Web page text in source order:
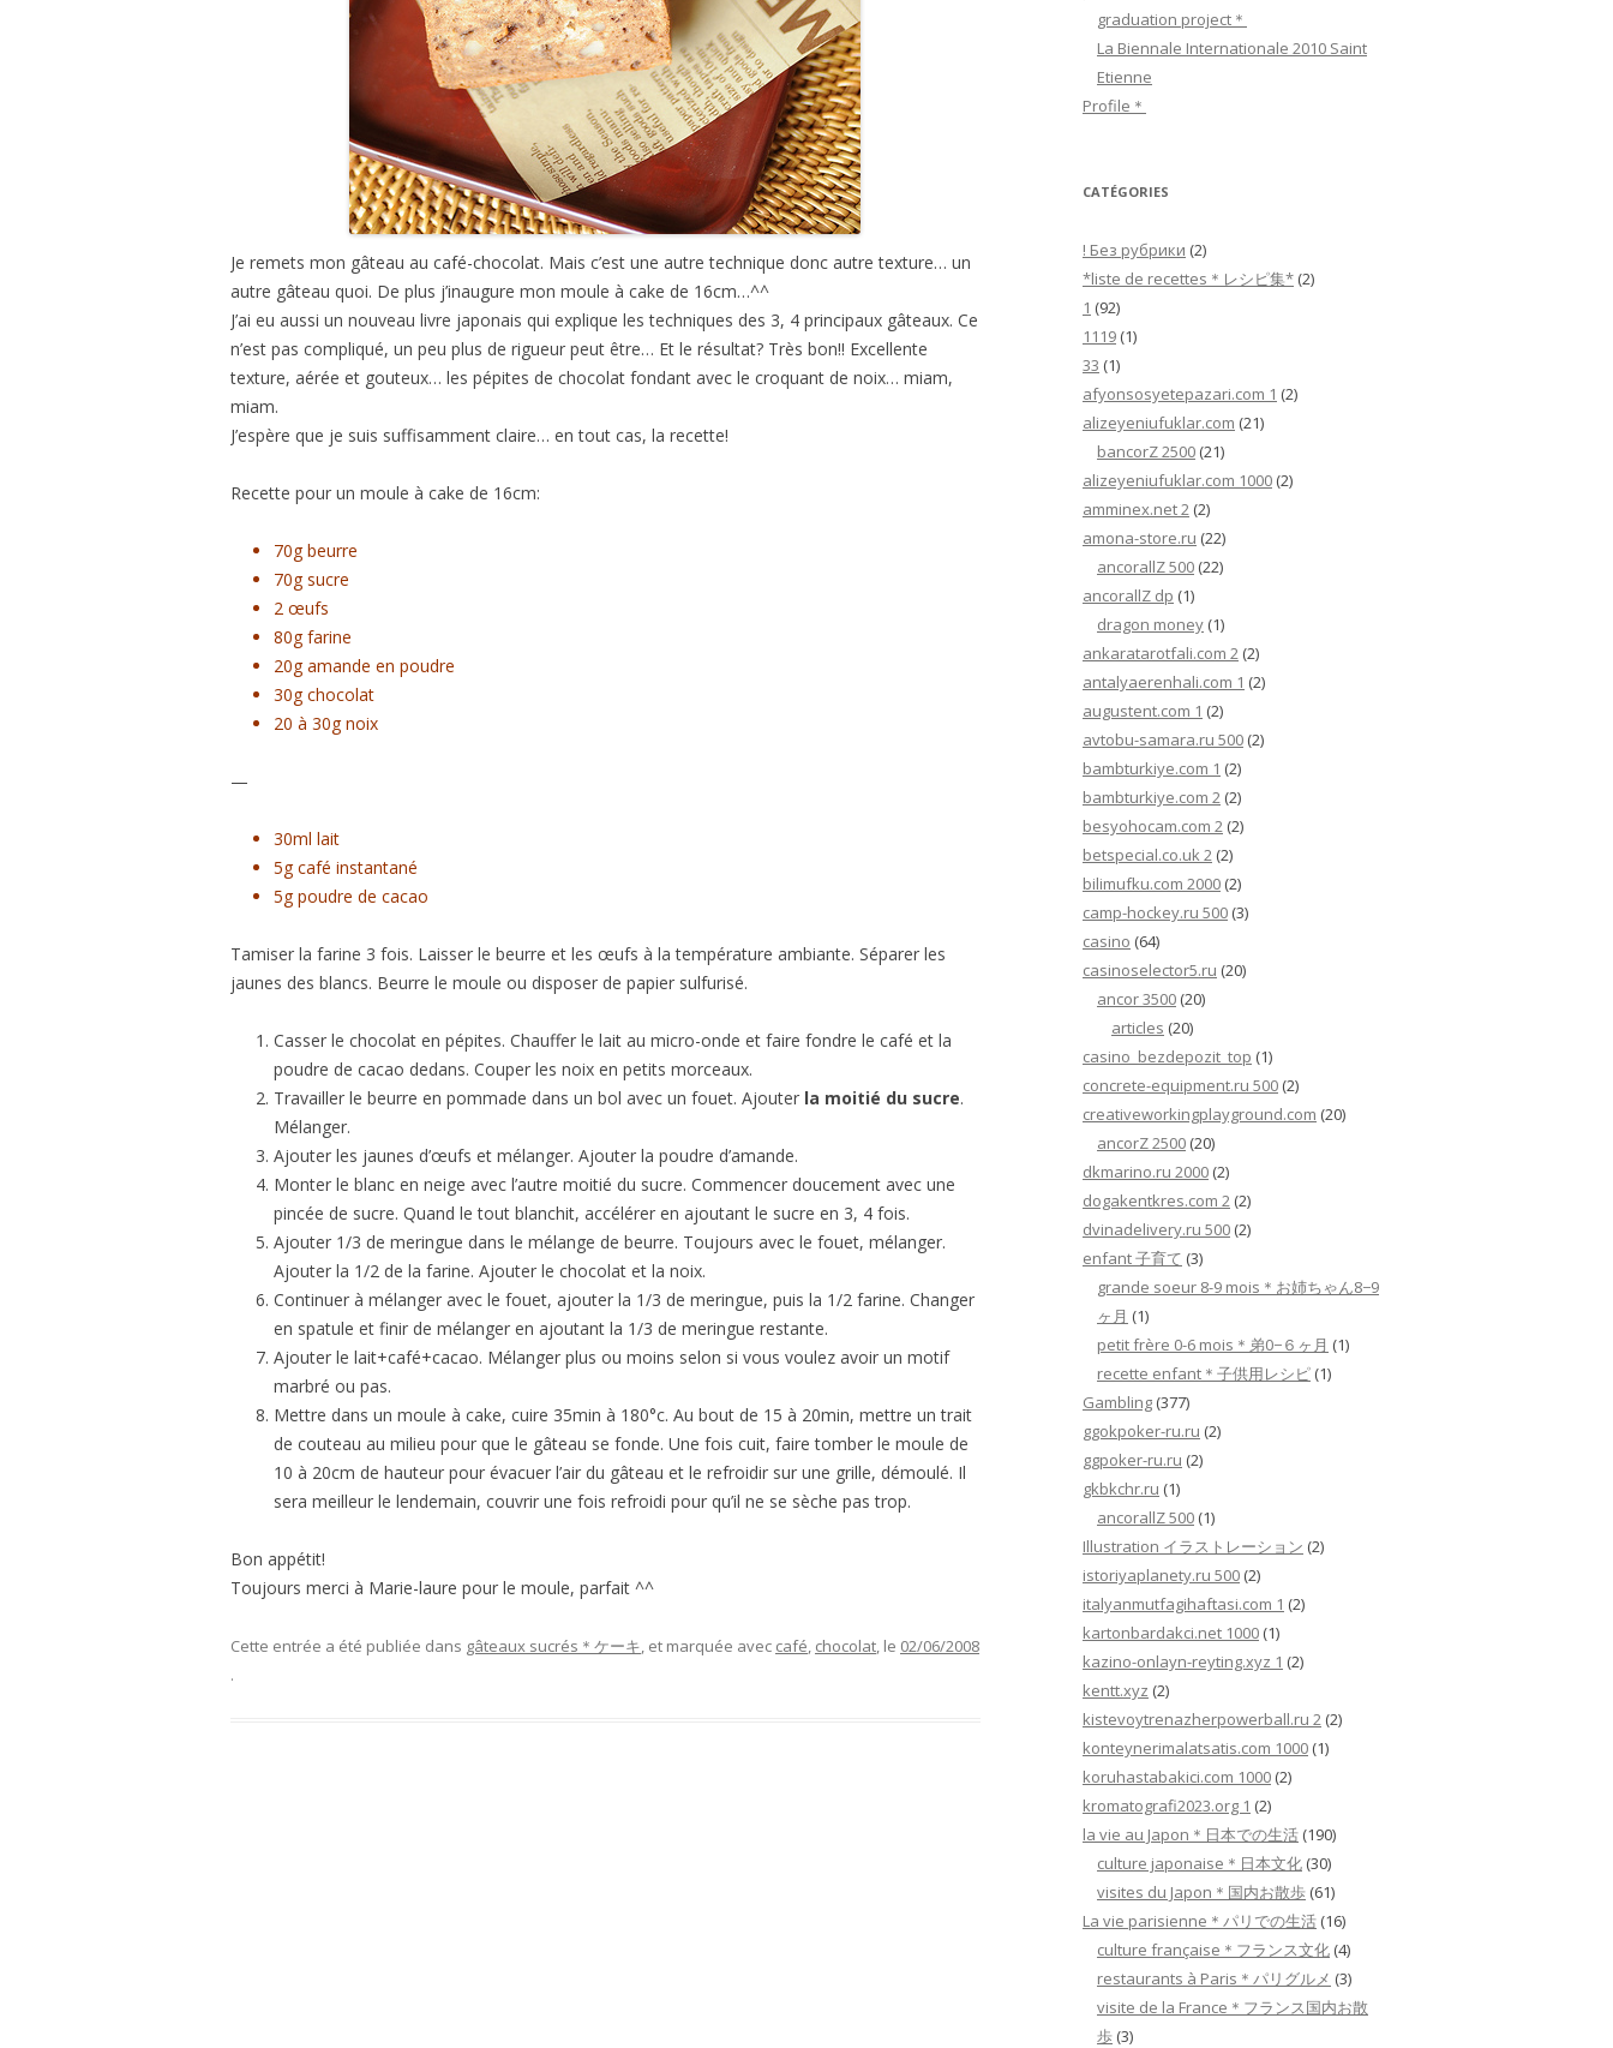
Je remets mon gâteau au café-chocolat. Mais c’est une autre technique donc autre texture… un
autre gâteau quoi. De plus j’inaugure mon moule à cake de 16cm…^^
J’ai eu aussi un nouveau livre japonais qui explique les techniques des 3, 4 principaux gâteaux. Ce
n’est pas compliqué, un peu plus de rigueur peut être… Et le résultat? Très bon!! Excellente
texture, aérée et gouteux… les pépites de chocolat fondant avec le croquant de noix… miam,
miam.
J’espère que je suis suffisamment claire… en tout cas, la recette!
Recette pour un moule à cake de 16cm:
70g beurre
70g sucre
2 œufs
80g farine
20g amande en poudre
30g chocolat
20 à 30g noix
—
30ml lait
5g café instantané
5g poudre de cacao
Tamiser la farine 3 fois. Laisser le beurre et les œufs à la température ambiante. Séparer les
jaunes des blancs. Beurre le moule ou disposer de papier sulfurisé.
Casser le chocolat en pépites. Chauffer le lait au micro-onde et faire fondre le café et la
poudre de cacao dedans. Couper les noix en petits morceaux.
Travailler le beurre en pommade dans un bol avec un fouet. Ajouter la moitié du sucre.
Mélanger.
Ajouter les jaunes d’œufs et mélanger. Ajouter la poudre d’amande.
Monter le blanc en neige avec l’autre moitié du sucre. Commencer doucement avec une
pincée de sucre. Quand le tout blanchit, accélérer en ajoutant le sucre en 3, 4 fois.
Ajouter 1/3 de meringue dans le mélange de beurre. Toujours avec le fouet, mélanger.
Ajouter la 1/2 de la farine. Ajouter le chocolat et la noix.
Continuer à mélanger avec le fouet, ajouter la 1/3 de meringue, puis la 1/2 farine. Changer
en spatule et finir de mélanger en ajoutant la 1/3 de meringue restante.
Ajouter le lait+café+cacao. Mélanger plus ou moins selon si vous voulez avoir un motif
marbré ou pas.
Mettre dans un moule à cake, cuire 35min à 180°c. Au bout de 15 à 20min, mettre un trait
de couteau au milieu pour que le gâteau se fonde. Une fois cuit, faire tomber le moule de
10 à 20cm de hauteur pour évacuer l’air du gâteau et le refroidir sur une grille, démoulé. Il
sera meilleur le lendemain, couvrir une fois refroidi pour qu’il ne se sèche pas trop.
Bon appétit!
Toujours merci à Marie-laure pour le moule, parfait ^^
Cette entrée a été publiée dans gâteaux sucrés＊ケーキ, et marquée avec café, chocolat, le 02/06/2008
.
r
graduation project＊
La Biennale Internationale 2010 Saint
Etienne
Profile＊
CATÉGORIES
! Без рубрики (2)
*liste de recettes＊レシピ集* (2)
1 (92)
1119 (1)
33 (1)
afyonsosyetepazari.com 1 (2)
alizeyeniufuklar.com (21)
bancorZ 2500 (21)
alizeyeniufuklar.com 1000 (2)
amminex.net 2 (2)
amona-store.ru (22)
ancorallZ 500 (22)
ancorallZ dp (1)
dragon money (1)
ankaratarotfali.com 2 (2)
antalyaerenhali.com 1 (2)
augustent.com 1 (2)
avtobu-samara.ru 500 (2)
bambturkiye.com 1 (2)
bambturkiye.com 2 (2)
besyohocam.com 2 (2)
betspecial.co.uk 2 (2)
bilimufku.com 2000 (2)
camp-hockey.ru 500 (3)
casino (64)
casinoselector5.ru (20)
ancor 3500 (20)
articles (20)
casino_bezdepozit_top (1)
concrete-equipment.ru 500 (2)
creativeworkingplayground.com (20)
ancorZ 2500 (20)
dkmarino.ru 2000 (2)
dogakentkres.com 2 (2)
dvinadelivery.ru 500 (2)
enfant 子育て (3)
grande soeur 8-9 mois＊お姉ちゃん8−9
ヶ月 (1)
petit frère 0-6 mois＊弟0−６ヶ月 (1)
recette enfant＊子供用レシピ (1)
Gambling (377)
ggokpoker-ru.ru (2)
ggpoker-ru.ru (2)
gkbkchr.ru (1)
ancorallZ 500 (1)
Illustration イラストレーション (2)
istoriyaplanety.ru 500 (2)
italyanmutfagihaftasi.com 1 (2)
kartonbardakci.net 1000 (1)
kazino-onlayn-reyting.xyz 1 (2)
kentt.xyz (2)
kistevoytrenazherpowerball.ru 2 (2)
konteynerimalatsatis.com 1000 (1)
koruhastabakici.com 1000 (2)
kromatografi2023.org 1 (2)
la vie au Japon＊日本での生活 (190)
culture japonaise＊日本文化 (30)
visites du Japon＊国内お散歩 (61)
La vie parisienne＊パリでの生活 (16)
culture française＊フランス文化 (4)
restaurants à Paris＊パリグルメ (3)
visite de la France＊フランス国内お散
歩 (3)